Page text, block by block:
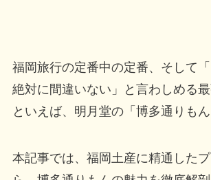
福岡旅行の定番中の定番、そして
絶対に間違いない」と言わしめる
といえば、明月堂の「博多通りもん
本記事では、福岡土産に精通した